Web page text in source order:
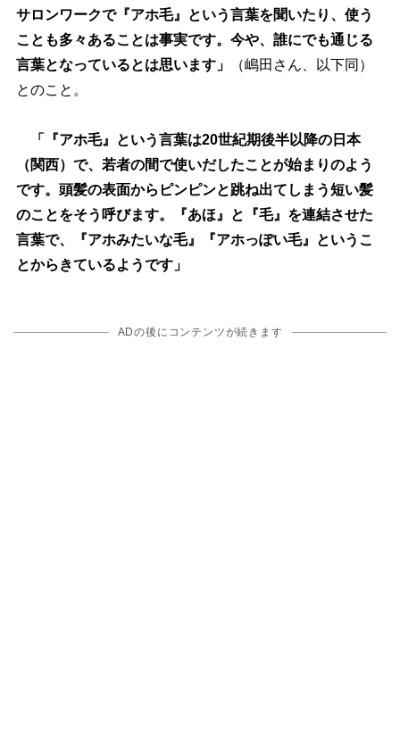
サロンワークで『アホ毛』という言葉を聞いたり、使う
ことも多々あることは事実です。今や、誰にでも通じる
言葉となっているとは思います」
（嶋田さん、以下同）
とのこと。
「『アホ毛』という言葉は20世紀期後半以降の日本
（関西）で、若者の間で使いだしたことが始まりのよう
です。頭髪の表面からピンピンと跳ね出てしまう短い髪
のことをそう呼びます。『あほ』と『毛』を連結させた
言葉で、『アホみたいな毛』『アホっぽい毛』というこ
とからきているようです」
ADの後にコンテンツが続きます